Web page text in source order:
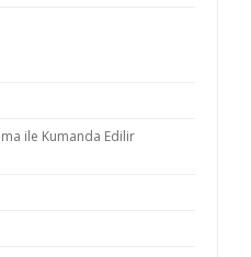
ile Kumanda Edilir